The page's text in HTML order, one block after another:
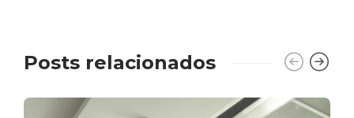
Posts relacionados